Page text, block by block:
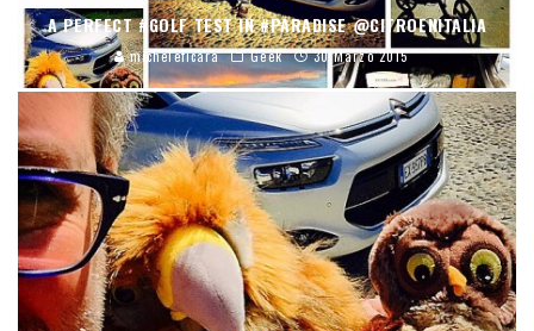
A PERFECT #GOLF TEST IN #PARADISE @CITROENITALIA
micheleficara Geek 30 Marzo 2015